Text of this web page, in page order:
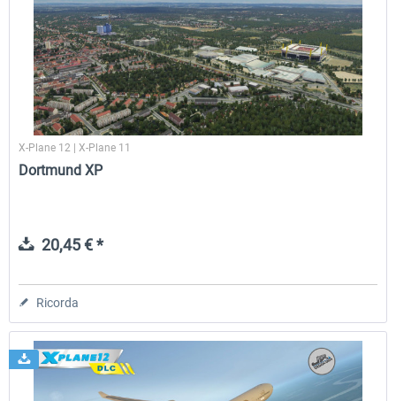
X-Plane 12 | X-Plane 11
Dortmund XP
20,45 € *
Ricorda